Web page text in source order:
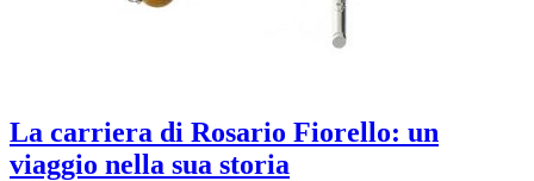
La carriera di Rosario Fiorello: un
viaggio nella sua storia